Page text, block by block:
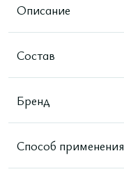
Описание
Состав
Бренд
Способ применения